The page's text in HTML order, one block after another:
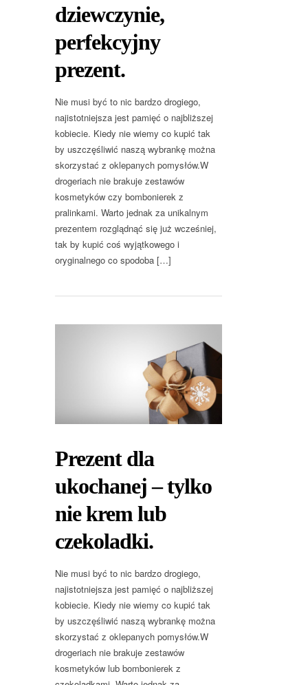
dziewczynie,
perfekcyjny
prezent.
Nie musi być to nic bardzo drogiego,
najistotniejsza jest pamięć o najbliższej
kobiecie. Kiedy nie wiemy co kupić tak
by uszczęśliwić naszą wybrankę można
skorzystać z oklepanych pomysłów.W
drogeriach nie brakuje zestawów
kosmetyków czy bombonierek z
pralinkami. Warto jednak za unikalnym
prezentem rozglądnąć się już wcześniej,
tak by kupić coś wyjątkowego i
oryginalnego co spodoba […]
Prezent dla
ukochanej – tylko
nie krem lub
czekoladki.
Nie musi być to nic bardzo drogiego,
najistotniejsza jest pamięć o najbliższej
kobiecie. Kiedy nie wiemy co kupić tak
by uszczęśliwić naszą wybrankę można
skorzystać z oklepanych pomysłów.W
drogeriach nie brakuje zestawów
kosmetyków lub bombonierek z